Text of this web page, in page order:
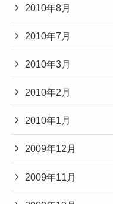
2010年8月
2010年7月
2010年3月
2010年2月
2010年1月
2009年12月
2009年11月